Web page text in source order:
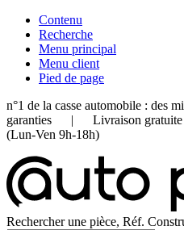
Contenu
Recherche
Menu principal
Menu client
Pied de page
n°1 de la casse automobile : des
garanties | Livraison
(Lun-Ven 9h-18h)
Rechercher une pièce, Réf.